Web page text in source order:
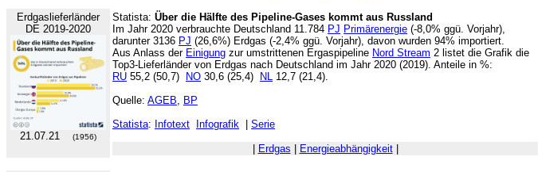
Erdgaslieferländer
DE 2019-2020
21.07.21 (1956)
Statista: Über die Hälfte des Pipeline-Gases kommt aus Russland
Im Jahr 2020 verbrauchte Deutschland 11.784 PJ Primärenergie (-8,0% ggü. Vorjahr),
darunter 3136 PJ (26,6%) Erdgas (-2,4% ggü. Vorjahr), davon wurden 94% importiert.
Aus Anlass der Einigung zur umstrittenen Ergaspipeline Nord Stream 2 listet die Grafik die
Top3-Lieferländer von Erdgas nach Deutschland im Jahr 2020 (2019). Anteile in %:
RU 55,2 (50,7) NO 30,6 (25,4) NL 12,7 (21,4).
Quelle: AGEB, BP
Statista: Infotext Infografik Serie
Erdgas Energieabhängigkeit|